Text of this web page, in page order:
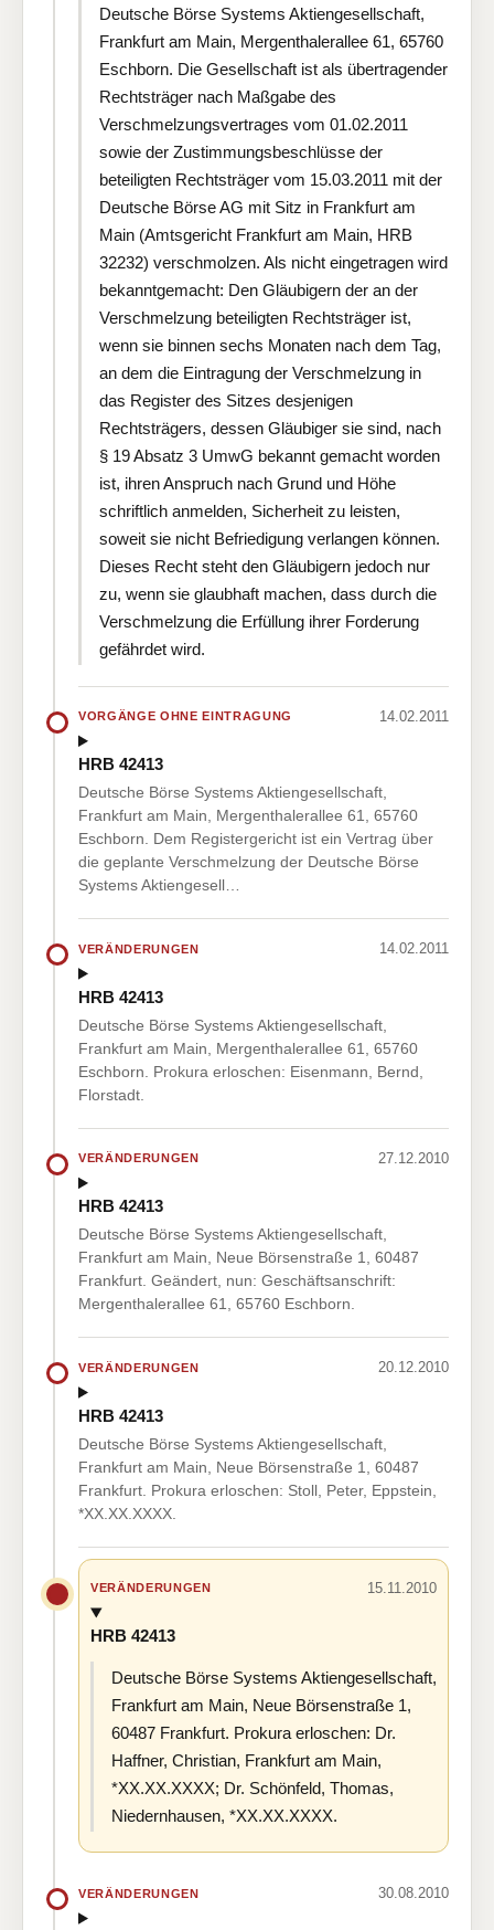
Deutsche Börse Systems Aktiengesellschaft,
Frankfurt am Main, Mergenthalerallee 61, 65760
Eschborn. Die Gesellschaft ist als übertragender
Rechtsträger nach Maßgabe des
Verschmelzungsvertrages vom 01.02.2011
sowie der Zustimmungsbeschlüsse der
beteiligten Rechtsträger vom 15.03.2011 mit der
Deutsche Börse AG mit Sitz in Frankfurt am
Main (Amtsgericht Frankfurt am Main, HRB
32232) verschmolzen. Als nicht eingetragen wird
bekanntgemacht: Den Gläubigern der an der
Verschmelzung beteiligten Rechtsträger ist,
wenn sie binnen sechs Monaten nach dem Tag,
an dem die Eintragung der Verschmelzung in
das Register des Sitzes desjenigen
Rechtsträgers, dessen Gläubiger sie sind, nach
§ 19 Absatz 3 UmwG bekannt gemacht worden
ist, ihren Anspruch nach Grund und Höhe
schriftlich anmelden, Sicherheit zu leisten,
soweit sie nicht Befriedigung verlangen können.
Dieses Recht steht den Gläubigern jedoch nur
zu, wenn sie glaubhaft machen, dass durch die
Verschmelzung die Erfüllung ihrer Forderung
gefährdet wird.
VORGÄNGE OHNE EINTRAGUNG 14.02.2011
HRB 42413
Deutsche Börse Systems Aktiengesellschaft,
Frankfurt am Main, Mergenthalerallee 61, 65760
Eschborn. Dem Registergericht ist ein Vertrag über
die geplante Verschmelzung der Deutsche Börse
Systems Aktiengesell…
VERÄNDERUNGEN 14.02.2011
HRB 42413
Deutsche Börse Systems Aktiengesellschaft,
Frankfurt am Main, Mergenthalerallee 61, 65760
Eschborn. Prokura erloschen: Eisenmann, Bernd,
Florstadt.
VERÄNDERUNGEN 27.12.2010
HRB 42413
Deutsche Börse Systems Aktiengesellschaft,
Frankfurt am Main, Neue Börsenstraße 1, 60487
Frankfurt. Geändert, nun: Geschäftsanschrift:
Mergenthalerallee 61, 65760 Eschborn.
VERÄNDERUNGEN 20.12.2010
HRB 42413
Deutsche Börse Systems Aktiengesellschaft,
Frankfurt am Main, Neue Börsenstraße 1, 60487
Frankfurt. Prokura erloschen: Stoll, Peter, Eppstein,
*XX.XX.XXXX.
VERÄNDERUNGEN 15.11.2010
HRB 42413
Deutsche Börse Systems Aktiengesellschaft,
Frankfurt am Main, Neue Börsenstraße 1,
60487 Frankfurt. Prokura erloschen: Dr.
Haffner, Christian, Frankfurt am Main,
*XX.XX.XXXX; Dr. Schönfeld, Thomas,
Niedernhausen, *XX.XX.XXXX.
VERÄNDERUNGEN 30.08.2010